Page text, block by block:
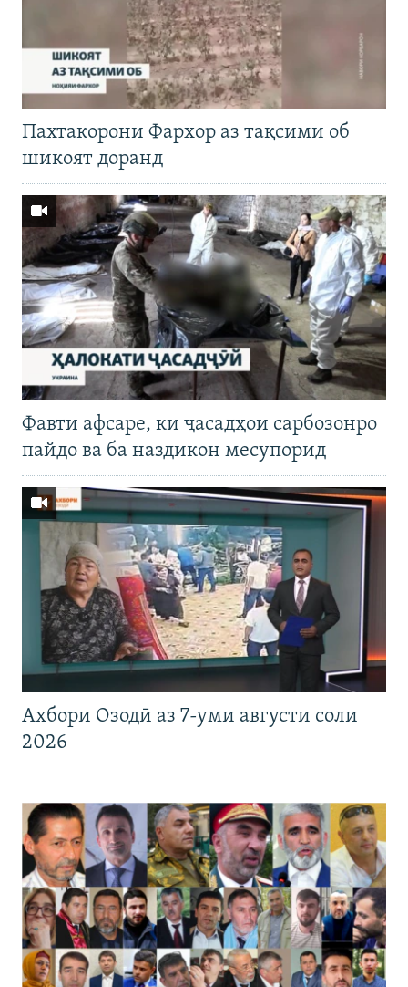
Пахтакорони Фархор аз тақсими об
шикоят доранд
Фавти афсаре, ки ҷасадҳои сарбозонро
пайдо ва ба наздикон месупорид
Ахбори Озодӣ аз 7-уми августи соли
2026